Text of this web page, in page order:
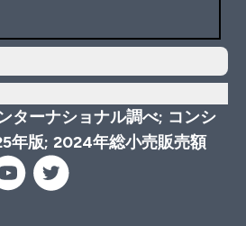
ターナショナル調べ; コンシ
年版; 2024年総小売販売額